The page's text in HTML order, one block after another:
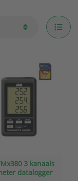
3 kanaals
datalogger